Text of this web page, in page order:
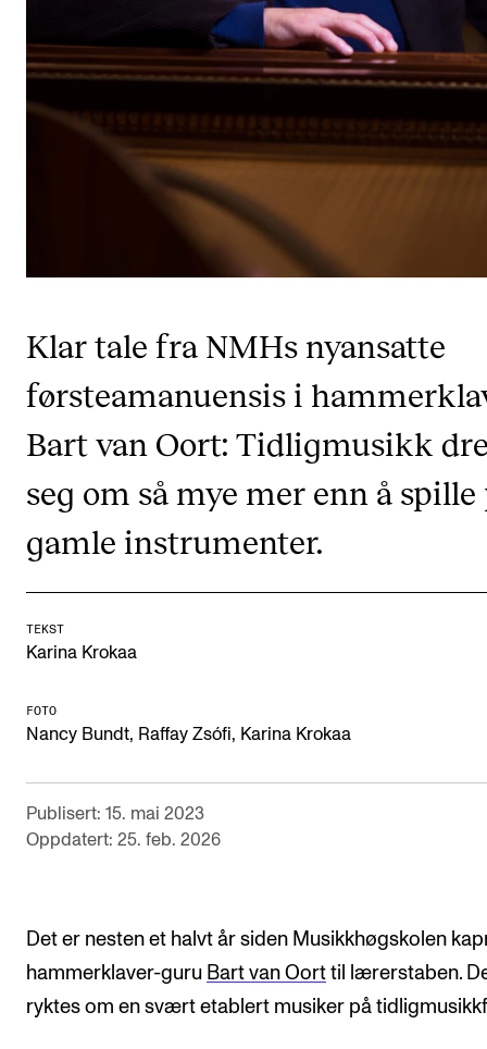
CERM
CREMAH
Utveksling
Nettverk
IN.TUNE
Nyheter og historier
Om Norges musikkhøgskole
Kontakt oss
Klar tale fra NMHs nyansatte
førsteamanuensis i
Bart van Oort: Tidligmusikk
seg om så mye mer enn å spille
gamle instrumenter.
TEKST
Karina Krokaa
FOTO
Nancy Bundt, Raffay Zsófi, Karina Krokaa
Publisert: 15. mai 2023
Oppdatert: 25. feb. 2026
Det er nesten et halvt år siden Musikkhøgskolen
hammerklaver-guru Bart van Oort til lærerstaben.
ryktes om en svært etablert musiker på